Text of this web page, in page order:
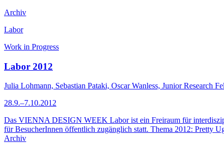
Archiv
Labor
Work in Progress
Labor 2012
Julia Lohmann, Sebastian Pataki, Oscar Wanless, Junior Research
28.9.–7.10.2012
Das VIENNA DESIGN WEEK Labor ist ein Freiraum für
für BesucherInnen öffentlich zugänglich statt. Thema 2012: Pretty
Archiv